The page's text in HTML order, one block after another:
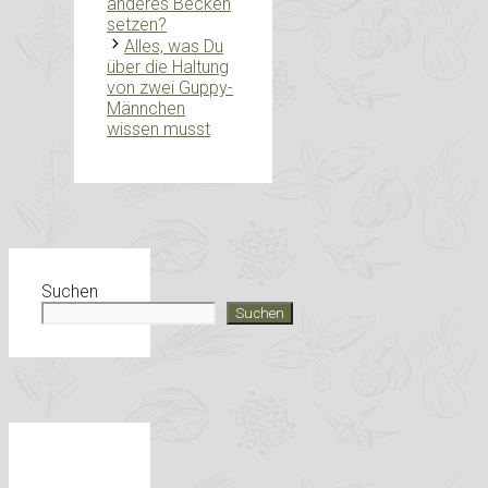
setzen?
Alles, was Du
über die Haltung
von zwei Guppy-
Männchen
wissen musst
Suchen
Suchen